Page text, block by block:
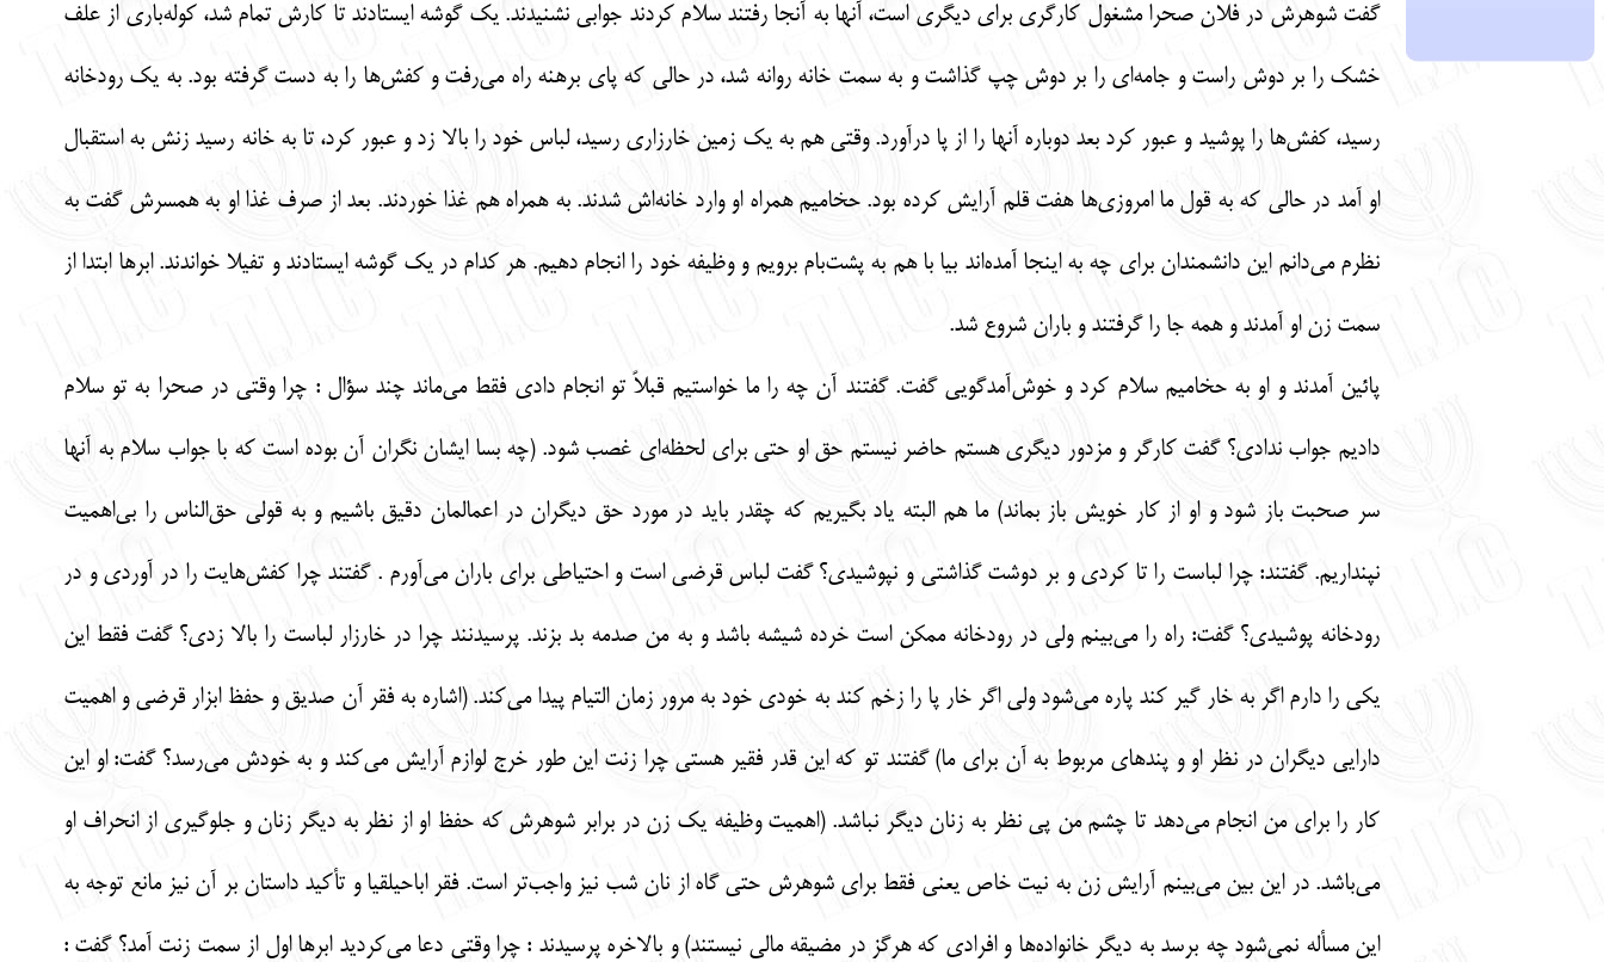
گفت شوهرش در فلان صحرا مشغول کارگری برای دیگری است، آنها به آنجا رفتند سلام کردند جوابی نشنیدند. یک گوشه ایستادند تا کارش تمام شد، کوله‌باری از علف
خشک را بر دوش راست و جامه‌ای را بر دوش چپ گذاشت و به سمت خانه روانه شد، در حالی که پای برهنه راه می‌رفت و کفش‌ها را به دست گرفته بود. به یک رودخانه
رسید، کفش‌ها را پوشید و عبور کرد بعد دوباره آنها را از پا درآورد. وقتی هم به یک زمین خارزاری رسید، لباس خود را بالا زد و عبور کرد، تا به خانه رسید زنش به استقبال
او آمد در حالی که به قول ما امروزی‌ها هفت قلم آرایش کرده بود. حخامیم همراه او وارد خانه‌اش شدند. به همراه هم غذا خوردند. بعد از صرف غذا او به همسرش گفت به
نظرم می‌دانم این دانشمندان برای چه به اینجا آمده‌اند بیا با هم به پشت‌بام برویم و وظیفه خود را انجام دهیم. هر کدام در یک گوشه ایستادند و تفیلا خواندند. ابرها ابتدا از
سمت زن او آمدند و همه جا را گرفتند و باران شروع شد.
پائین آمدند و او به حخامیم سلام کرد و خوش‌آمدگویی گفت. گفتند آن چه را ما خواستیم قبلاً تو انجام دادی فقط می‌ماند چند سؤال : چرا وقتی در صحرا به تو سلام
دادیم جواب ندادی؟ گفت کارگر و مزدور دیگری هستم حاضر نیستم حق او حتی برای لحظه‌ای غصب شود. (چه بسا ایشان نگران آن بوده است که با جواب سلام به آنها
سر صحبت باز شود و او از کار خویش باز بماند) ما هم البته یاد بگیریم که چقدر باید در مورد حق دیگران در اعمالمان دقیق باشیم و به قولی حق‌الناس را بی‌اهمیت
نپنداریم. گفتند: چرا لباست را تا کردی و بر دوشت گذاشتی و نپوشیدی؟ گفت لباس قرضی است و احتیاطی برای باران می‌آورم . گفتند چرا کفش‌هایت را در آوردی و در
رودخانه پوشیدی؟ گفت: راه را می‌بینم ولی در رودخانه ممکن است خرده شیشه باشد و به من صدمه بد بزند. پرسیدنند چرا در خارزار لباست را بالا زدی؟ گفت فقط این
یکی را دارم اگر به خار گیر کند پاره می‌شود ولی اگر خار پا را زخم کند به خودی خود به مرور زمان التیام پیدا می‌کند. (اشاره به فقر آن صدیق و حفظ ابزار قرضی و اهمیت
دارایی دیگران در نظر او و پندهای مربوط به آن برای ما) گفتند تو که این قدر فقیر هستی چرا زنت این طور خرج لوازم آرایش می‌کند و به خودش می‌رسد؟ گفت: او این
کار را برای من انجام می‌دهد تا چشم من پی نظر به زنان دیگر نباشد. (اهمیت وظیفه یک زن در برابر شوهرش که حفظ او از نظر به دیگر زنان و جلوگیری از انحراف او
می‌باشد. در این بین می‌بینم آرایش زن به نیت خاص یعنی فقط برای شوهرش حتی گاه از نان شب نیز واجب‌تر است. فقر اباحیلقیا و تأکید داستان بر آن نیز مانع توجه به
این مسأله نمی‌شود چه برسد به دیگر خانواده‌ها و افرادی که هرگز در مضیقه مالی نیستند) و بالاخره پرسیدند : چرا وقتی دعا می‌کردید ابرها اول از سمت زنت آمد؟ گفت :